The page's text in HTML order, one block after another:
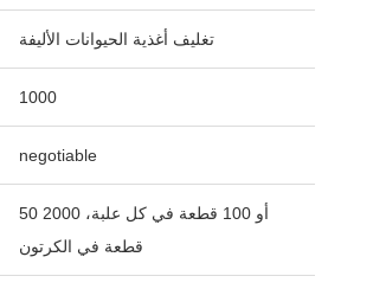
تغليف أغذية الحيوانات الأليفة
1000
negotiable
50 أو 100 قطعة في كل علبة، 2000
قطعة في الكرتون